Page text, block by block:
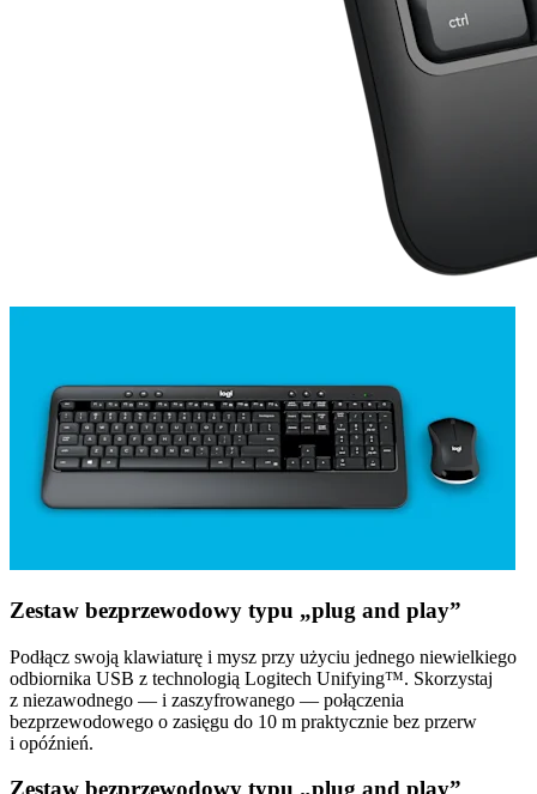
Zestaw bezprzewodowy typu „plug and play”
Podłącz swoją klawiaturę i mysz przy użyciu jednego niewielkiego
odbiornika USB z technologią Logitech Unifying™. Skorzystaj
z niezawodnego — i zaszyfrowanego — połączenia
bezprzewodowego o zasięgu do 10 m praktycznie bez przerw
i opóźnień.